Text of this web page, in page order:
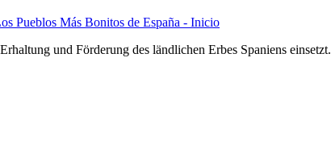
Pueblos Más Bonitos de España - Inicio
und Förderung des ländlichen Erbes Spaniens einsetzt.